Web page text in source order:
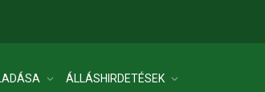
ÁLLÁSHIRDETÉSEK